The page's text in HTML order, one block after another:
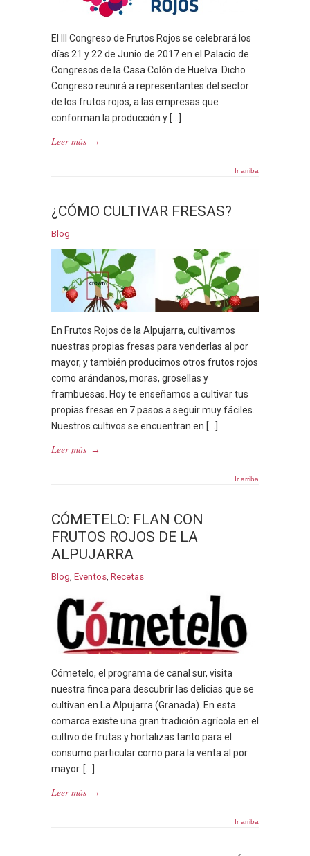
El III Congreso de Frutos Rojos se celebrará los
días 21 y 22 de Junio de 2017 en el Palacio de
Congresos de la Casa Colón de Huelva. Dicho
Congreso reunirá a representantes del sector
de los frutos rojos, a las empresas que
conforman la producción y […]
Leer más →
Ir arriba
¿CÓMO CULTIVAR FRESAS?
Blog
En Frutos Rojos de la Alpujarra, cultivamos
nuestras propias fresas para venderlas al por
mayor, y también producimos otros frutos rojos
como arándanos, moras, grosellas y
frambuesas. Hoy te enseñamos a cultivar tus
propias fresas en 7 pasos a seguir muy fáciles.
Nuestros cultivos se encuentran en […]
Leer más →
Ir arriba
CÓMETELO: FLAN CON
FRUTOS ROJOS DE LA
ALPUJARRA
Blog, Eventos, Recetas
Cómetelo, el programa de canal sur, visita
nuestra finca para descubrir las delicias que se
cultivan en La Alpujarra (Granada). En esta
comarca existe una gran tradición agrícola en el
cultivo de frutas y hortalizas tanto para el
consumo particular como para la venta al por
mayor. […]
Leer más →
Ir arriba